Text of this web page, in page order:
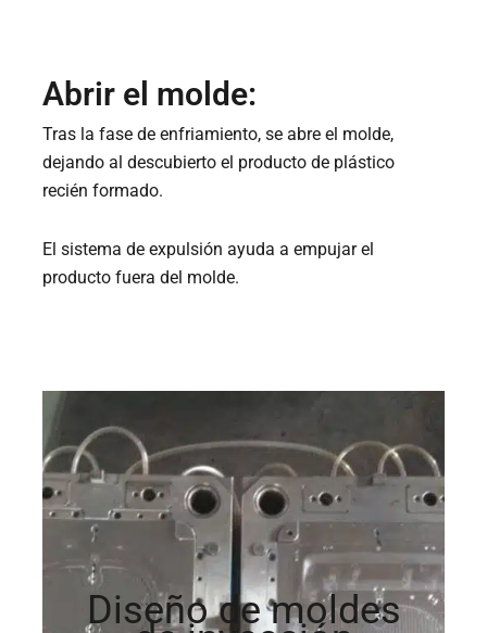
Abrir el molde:
Tras la fase de enfriamiento, se abre el molde,
dejando al descubierto el producto de plástico
recién formado.
El sistema de expulsión ayuda a empujar el
producto fuera del molde.
Diseño de moldes